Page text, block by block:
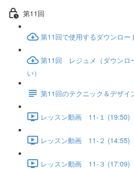
第11回
第11回で使用するダウンロー
第11回 レジュメ（ダウンロ
い）
第11回のテクニック＆デザイ
レッスン動画 11-１ (19:50)
レッスン動画 11-２ (14:55)
レッスン動画 11-３ (17:09)